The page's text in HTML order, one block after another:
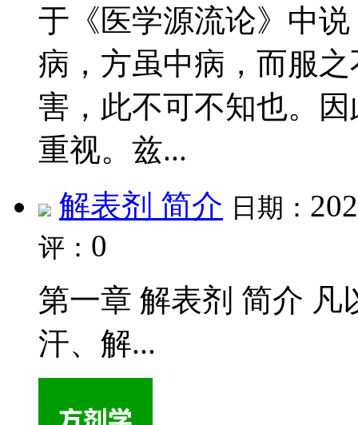
于《医学源流论》中
病，方虽中病，而服
害，此不可不知也。
重视。兹...
解表剂 简介 日期：
评： 0
第一章 解表剂 简介
汗、解...